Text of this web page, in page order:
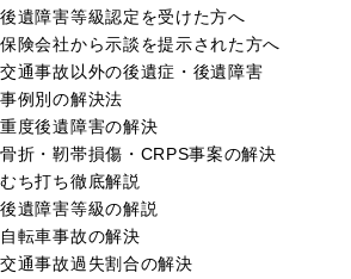
後遺障害等級認定を受けた方へ
保険会社から示談を提示された方へ
交通事故以外の後遺症・後遺障害
事例別の解決法
重度後遺障害の解決
骨折・靭帯損傷・CRPS事案の解決
むち打ち徹底解説
後遺障害等級の解説
自転車事故の解決
交通事故過失割合の解決